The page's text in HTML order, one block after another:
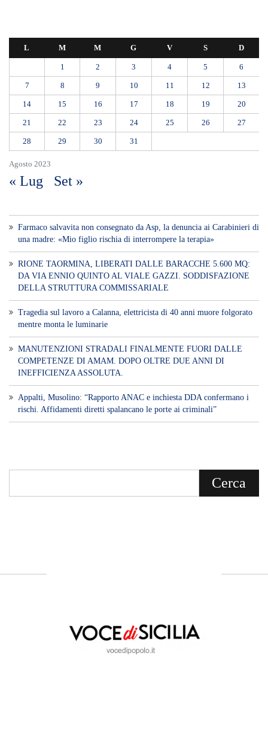
Agosto 2023
L M M G V S D
1 2 3 4 5 6
7 8 9 10 11 12 13
14 15 16 17 18 19 20
21 22 23 24 25 26 27
28 29 30 31
« Lug Set »
Farmaco salvavita non consegnato da Asp, la denuncia ai Carabinieri di
una madre: «Mio figlio rischia di interrompere la terapia»
RIONE TAORMINA, LIBERATI DALLE BARACCHE 5.600 MQ:
DA VIA ENNIO QUINTO AL VIALE GAZZI. SODDISFAZIONE
DELLA STRUTTURA COMMISSARIALE
Tragedia sul lavoro a Calanna, elettricista di 40 anni muore folgorato
mentre monta le luminarie
MANUTENZIONI STRADALI FINALMENTE FUORI DALLE
COMPETENZE DI AMAM. DOPO OLTRE DUE ANNI DI
INEFFICIENZA ASSOLUTA.
​Appalti, Musolino: “Rapporto ANAC e inchiesta DDA confermano i
rischi. Affidamenti diretti spalancano le porte ai criminali”